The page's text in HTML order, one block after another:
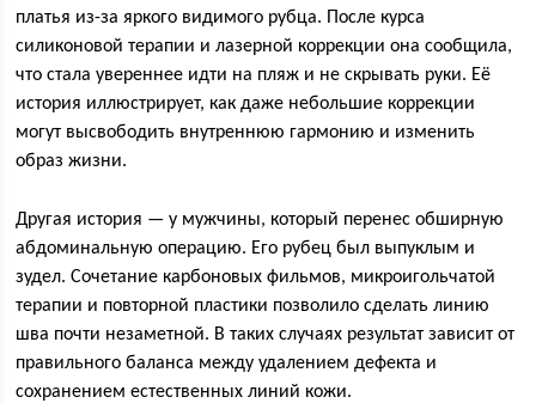
платья из-за яркого видимого рубца. После курса
силиконовой терапии и лазерной коррекции она сообщила,
что стала увереннее идти на пляж и не скрывать руки. Её
история иллюстрирует, как даже небольшие коррекции
могут высвободить внутреннюю гармонию и изменить
образ жизни.
Другая история — у мужчины, который перенес обширную
абдоминальную операцию. Его рубец был выпуклым и
зудел. Сочетание карбоновых фильмов, микроигольчатой
терапии и повторной пластики позволило сделать линию
шва почти незаметной. В таких случаях результат зависит от
правильного баланса между удалением дефекта и
сохранением естественных линий кожи.